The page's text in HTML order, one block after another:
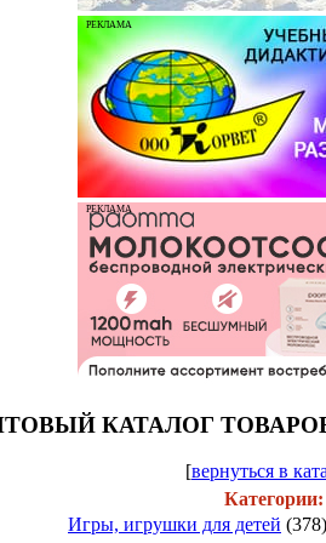
РЕКЛАМА
РЕКЛАМА
КАТАЛОГ
[вернуться в
Категории:
Игры, игрушки для детей (378)